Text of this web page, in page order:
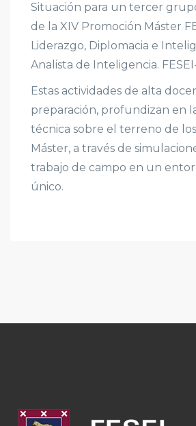
Situación para un tercer
de la XIV Promoción Máster
Liderazgo, Diplomacia e
Analista de Inteligencia.
Estas actividades de alta
preparación, profundizan en
técnica sobre el terreno de
Máster, a través de
trabajo de campo en un
único.